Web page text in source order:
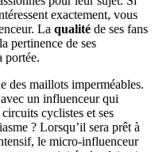
exactement, vous
La qualité de ses fans
pertinence de ses
portée.
des maillots imperméables.
un influenceur qui
cyclistes et ses
? Lorsqu’il sera prêt à
le micro-influenceur